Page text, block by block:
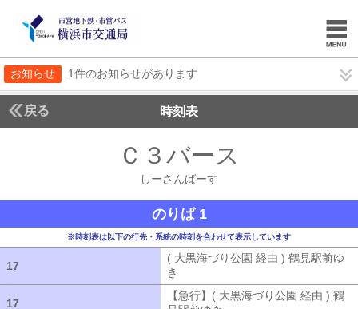
お知らせ 1件のお知らせがあります
戻る 時刻表
Ｃ３バース
しーさんばーす
のりば 1
※時刻表は以下の行先・系統の時刻を合わせて表示しています
17
( 大黒海づり公園 経由 ) 鶴見駅前ゆ
き
17
【急行】( 大黒海づり公園 経由 ) 鶴